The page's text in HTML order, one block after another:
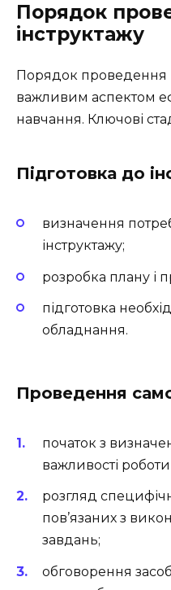
Порядок
інструктажу
Порядок проведення
важливим аспектом
навчання. Ключові
Підготовка до
визначення
інструктажу;
розробка плану і
підготовка
обладнання.
Проведення
початок з
важливості
розгляд
пов’язаних з
завдань;
обговорення